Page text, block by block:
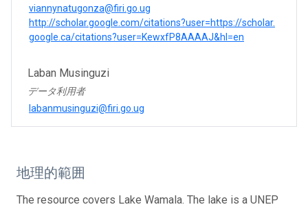
viannynatugonza@firi.go.ug
http://scholar.google.com/citations?user=https://scholar.
google.ca/citations?user=KewxfP8AAAAJ&hl=en
Laban Musinguzi
データ利用者
labanmusinguzi@firi.go.ug
地理的範囲
The resource covers Lake Wamala. The lake is a UNEP